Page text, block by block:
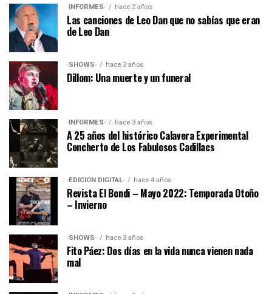
·INFORMES· hace 2 años
Las canciones de Leo Dan que no sabías que eran
de Leo Dan
·SHOWS· hace 3 años
Dillom: Una muerte y un funeral
·INFORMES· hace 3 años
A 25 años del histórico Calavera Experimental
Concherto de Los Fabulosos Cadillacs
·EDICIÓN DIGITAL· hace 4 años
Revista El Bondi – Mayo 2022: Temporada Otoño
– Invierno
·SHOWS· hace 3 años
Fito Páez: Dos días en la vida nunca vienen nada
mal